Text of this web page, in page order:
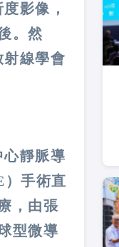
影像，
。然
線學會
靜脈導
手術直
，由張
型微導